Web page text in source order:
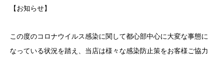
【お知らせ】
この度のコロナウイルス感染に関して都心部中心に大変な事態に
なっている状況を踏え、当店は様々な感染防止策をお客様ご協力